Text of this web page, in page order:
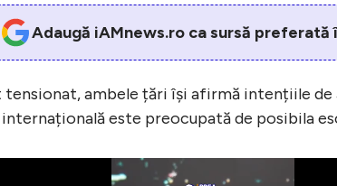
Adaugă iAMnews.ro ca sursă preferată
ambele țări își afirmă intențiile de
este preocupată de posibila